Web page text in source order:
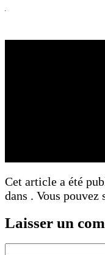
Cet article a été
dans . Vous
Laisser un